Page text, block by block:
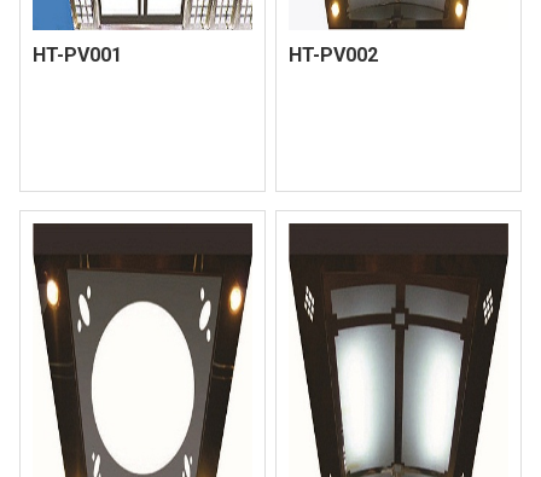
HT-PV001 HT-PV002